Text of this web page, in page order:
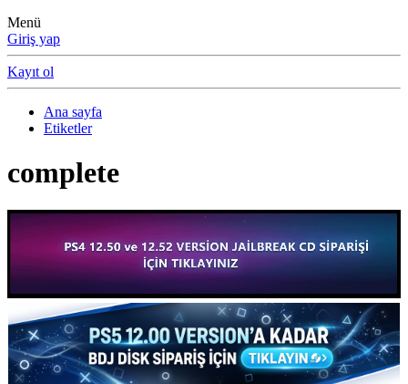
Menü
Giriş yap
Kayıt ol
Ana sayfa
Etiketler
complete